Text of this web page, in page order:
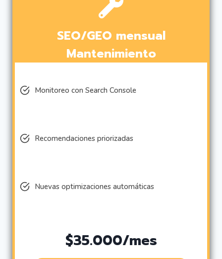
SEO/GEO mensual
Mantenimiento
Monitoreo con Search Console
Recomendaciones priorizadas
Nuevas optimizaciones automáticas
$35.000/mes